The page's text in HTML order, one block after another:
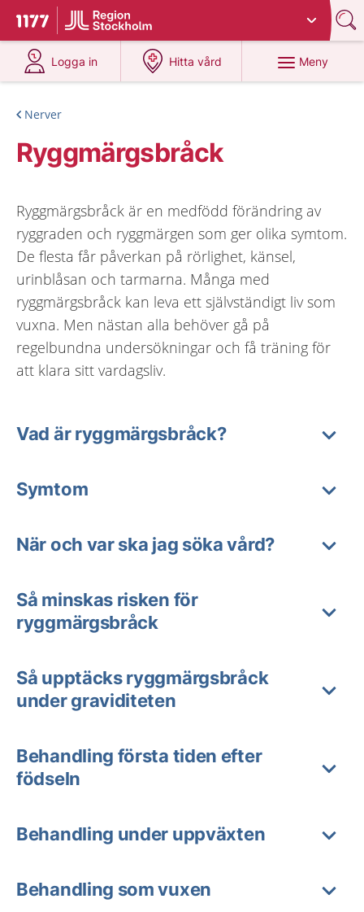
Till startsidan för 1177
Du har valt region
Logga in
på 1177.se
Hitta vård
på 1177.se
Meny
Nerver
Ryggmärgsbråck
Ryggmärgsbråck är en medfödd förändring av
ryggraden och ryggmärgen som ger olika symtom.
De flesta får påverkan på rörlighet, känsel,
urinblåsan och tarmarna. Många med
ryggmärgsbråck kan leva ett självständigt liv som
vuxna. Men nästan alla behöver gå på
regelbundna undersökningar och få träning för
att klara sitt vardagsliv.
Vad är ryggmärgsbråck?
Symtom
När och var ska jag söka vård?
Så minskas risken för
ryggmärgsbråck
Så upptäcks ryggmärgsbråck
under graviditeten
Behandling första tiden efter
födseln
Behandling under uppväxten
Behandling som vuxen